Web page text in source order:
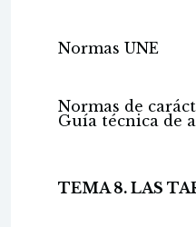
Normas UNE
Normas de
Guía técnica de
TEMA 8. LAS